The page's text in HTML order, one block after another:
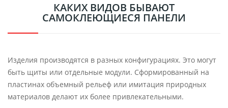
КАКИХ ВИДОВ БЫВАЮТ
САМОКЛЕЮЩИЕСЯ ПАНЕЛИ
Изделия производятся в разных конфигурациях. Это могут
быть щиты или отдельные модули. Сформированный на
пластинах объемный рельеф или имитация природных
материалов делают их более привлекательными.